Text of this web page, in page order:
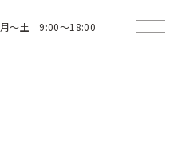
月〜土 9:00〜18:00